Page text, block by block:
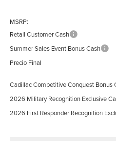
MSRP:
Retail Customer Cash
Summer Sales Event Bonus Cash
Precio Final
Cadillac Competitive Conquest Bonus
2026 Military Recognition Exclusive
2026 First Responder Recognition